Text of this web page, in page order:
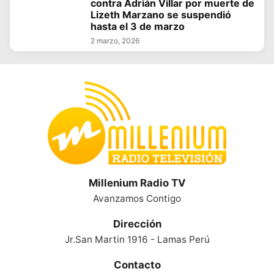
contra Adrián Villar por muerte de
Lizeth Marzano se suspendió
hasta el 3 de marzo
2 marzo, 2026
Millenium Radio TV
Avanzamos Contigo
Dirección
Jr.San Martin 1916 - Lamas Perú
Contacto